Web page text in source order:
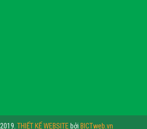
THIẾT KẾ WEBSITE bởi BICTweb.vn